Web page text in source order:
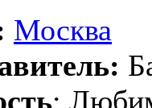
Москва
: